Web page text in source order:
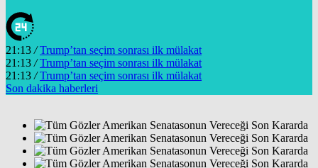
21:13 / Trump’tan seçim sonrası ilk mülakat
21:13 / Trump’tan seçim sonrası ilk mülakat
21:13 / Trump’tan seçim sonrası ilk mülakat
Son dakika haberleri